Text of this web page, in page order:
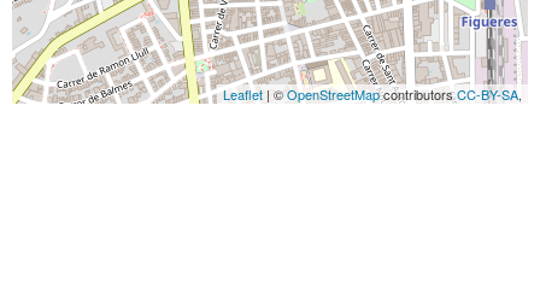
Leaflet | ©OpenStreetMapcontributorsCC-BY-SA,